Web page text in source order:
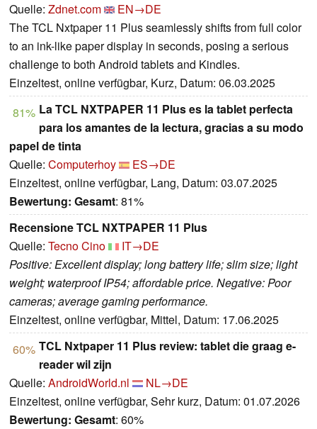
Quelle: Zdnet.com
EN→DE
The TCL Nxtpaper 11 Plus seamlessly shifts from full color
to an ink-like paper display in seconds, posing a serious
challenge to both Android tablets and Kindles.
Einzeltest, online verfügbar, Kurz, Datum: 06.03.2025
81% La TCL NXTPAPER 11 Plus es la tablet perfecta
para los amantes de la lectura, gracias a su modo
papel de tinta
Quelle: Computerhoy
ES→DE
Einzeltest, online verfügbar, Lang, Datum: 03.07.2025
Bewertung: Gesamt: 81%
Recensione TCL NXTPAPER 11 Plus
Quelle: Tecno Cino
IT→DE
Positive: Excellent display; long battery life; slim size; light
weight; waterproof IP54; affordable price. Negative: Poor
cameras; average gaming performance.
Einzeltest, online verfügbar, Mittel, Datum: 17.06.2025
60% TCL Nxtpaper 11 Plus review: tablet die graag e-
reader wil zijn
Quelle: AndroidWorld.nl
NL→DE
Einzeltest, online verfügbar, Sehr kurz, Datum: 01.07.2026
Bewertung: Gesamt: 60%